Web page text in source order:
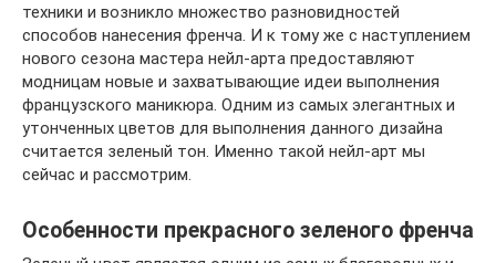
техники и возникло множество разновидностей
способов нанесения френча. И к тому же с наступлением
нового сезона мастера нейл-арта предоставляют
модницам новые и захватывающие идеи выполнения
французского маникюра. Одним из самых элегантных и
утонченных цветов для выполнения данного дизайна
считается зеленый тон. Именно такой нейл-арт мы
сейчас и рассмотрим.
Особенности прекрасного зеленого френча